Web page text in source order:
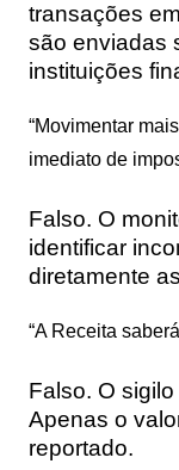
transações
são enviadas
instituições
“Movimentar
imediato de
Falso. O
identificar
diretamente
“A Receita
Falso. O
Apenas o
reportado.